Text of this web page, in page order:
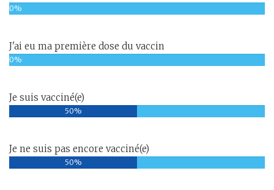
0%
J'ai eu ma première dose du vaccin
0%
Je suis vacciné(e)
50%
Je ne suis pas encore vacciné(e)
50%